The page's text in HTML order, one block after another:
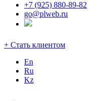
+7 (925) 880-89-82
go@plweb.ru
+ Стать клиентом
En
Ru
Kz